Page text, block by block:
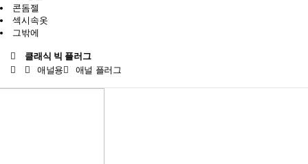
콘돔젤
섹시속옷
그밖에
클래식 빅 플러그
애널용
애널 플러그